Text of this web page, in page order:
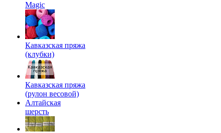
Magic
Кавказская пряжа
(клубки)
Кавказская пряжа
(рулон весовой)
Алтайская
шерсть